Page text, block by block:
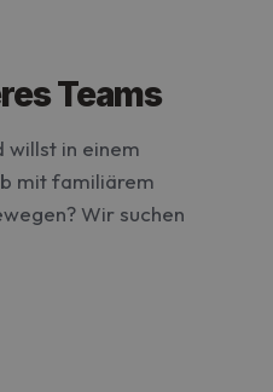
Teams
willst in einem
mit familiärem
Wir suchen